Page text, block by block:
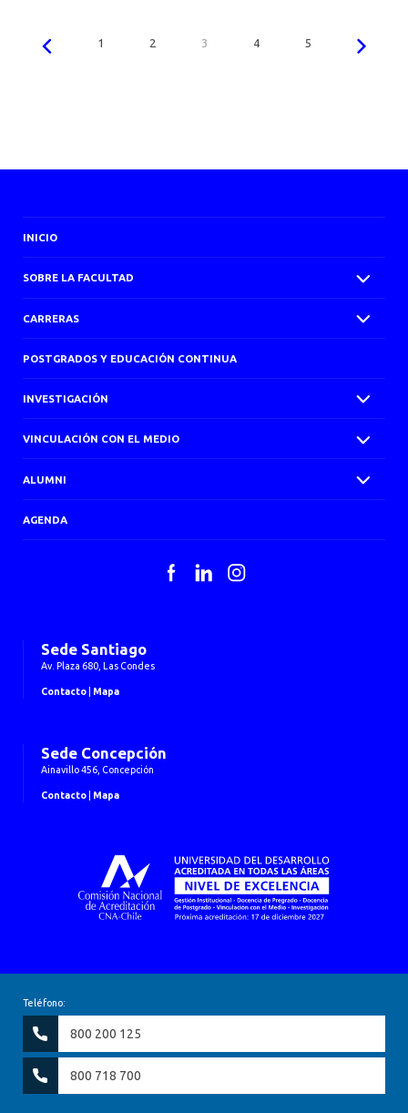
1 2 3 4 5
INICIO
SOBRE LA FACULTAD
CARRERAS
POSTGRADOS Y EDUCACIÓN CONTINUA
INVESTIGACIÓN
VINCULACIÓN CON EL MEDIO
ALUMNI
AGENDA
FacebookLinkedInInstagram
Sede Santiago
Av. Plaza 680, Las Condes
Contacto Mapa
Sede Concepción
Ainavillo 456, Concepción
Contacto Mapa
Teléfono:
800 200 125
800 718 700